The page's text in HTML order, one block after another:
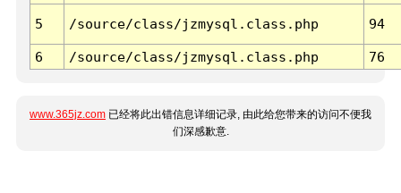
5 /source/class/jzmysql.class.php 94
6 /source/class/jzmysql.class.php 76
www.365jz.com 已经将此出错信息详细记录, 由此给您带来的访问不便我
们深感歉意.